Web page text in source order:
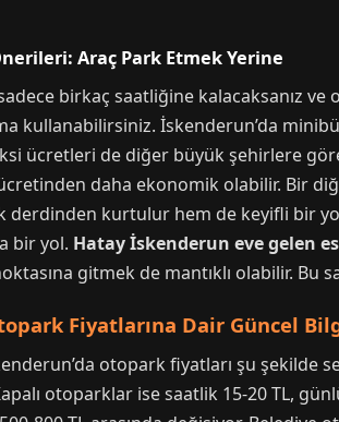
Araç Park Etmek Yerine
birkaç saatliğine kalacaksanız ve
kullanabilirsiniz. İskenderun’da
ücretleri de diğer büyük şehirlere
daha ekonomik olabilir. Bir
derdinden kurtulur hem de keyifli bir
bir yol. Hatay İskenderun eve gelen
gitmek de mantıklı olabilir. Bu
Fiyatlarına Dair Güncel
otopark fiyatları şu
otoparklar ise saatlik 15-20 TL,